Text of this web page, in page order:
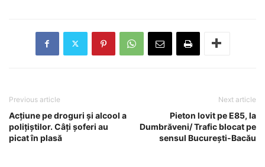
Previous article
Acțiune pe droguri și alcool a
polițiștilor. Câți șoferi au
picat în plasă
Next article
Pieton lovit pe E85, la
Dumbrăveni/ Trafic blocat pe
sensul București-Bacău